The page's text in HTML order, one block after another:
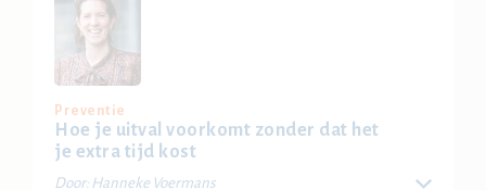
Preventie
Hoe je uitval voorkomt zonder dat het
je extra tijd kost
Door: Hanneke Voermans